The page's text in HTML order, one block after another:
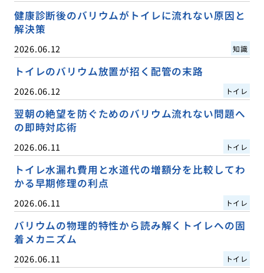
健康診断後のバリウムがトイレに流れない原因と
解決策
2026.06.12 知識
トイレのバリウム放置が招く配管の末路
2026.06.12 トイレ
翌朝の絶望を防ぐためのバリウム流れない問題へ
の即時対応術
2026.06.11 トイレ
トイレ水漏れ費用と水道代の増額分を比較してわ
かる早期修理の利点
2026.06.11 トイレ
バリウムの物理的特性から読み解くトイレへの固
着メカニズム
2026.06.11 トイレ